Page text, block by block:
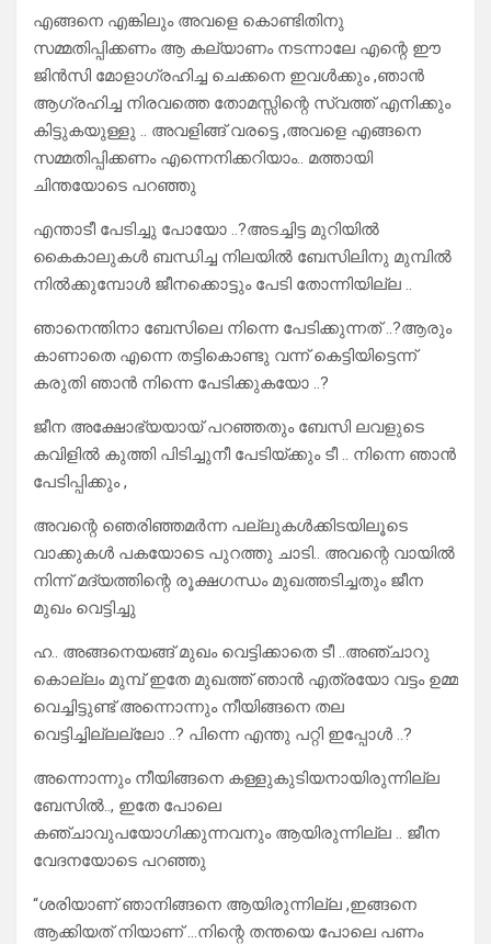
എങ്ങനെ എങ്കിലും അവളെ കൊണ്ടിതിനു
സമ്മതിപ്പിക്കണം ആ കല്യാണം നടന്നാലേ എന്റെ ഈ
ജിൻസി മോളാഗ്രഹിച്ച ചെക്കനെ ഇവൾക്കും ,ഞാൻ
ആഗ്രഹിച്ച നിരവത്തെ തോമസ്സിന്റെ സ്വത്ത് എനിക്കും
കിട്ടുകയുള്ളു .. അവളിങ്ങ് വരട്ടെ ,അവളെ എങ്ങനെ
സമ്മതിപ്പിക്കണം എന്നെനിക്കറിയാം.. മത്തായി
ചിന്തയോടെ പറഞ്ഞു
എന്താടീ പേടിച്ചു പോയോ ..?അടച്ചിട്ട മുറിയിൽ
കൈകാലുകൾ ബന്ധിച്ച നിലയിൽ ബേസിലിനു മുമ്പിൽ
നിൽക്കുമ്പോൾ ജീനക്കൊട്ടും പേടി തോന്നിയില്ല ..
ഞാനെന്തിനാ ബേസിലെ നിന്നെ പേടിക്കുന്നത് ..?ആരും
കാണാതെ എന്നെ തട്ടികൊണ്ടു വന്ന് കെട്ടിയിട്ടെന്ന്
കരുതി ഞാൻ നിന്നെ പേടിക്കുകയോ ..?
ജീന അക്ഷോഭ്യയായ് പറഞ്ഞതും ബേസി ലവളുടെ
കവിളിൽ കുത്തി പിടിച്ചുനീ പേടിയ്ക്കും ടീ .. നിന്നെ ഞാൻ
പേടിപ്പിക്കും ,
അവന്റെ ഞെരിഞ്ഞമർന്ന പല്ലുകൾക്കിടയിലൂടെ
വാക്കുകൾ പകയോടെ പുറത്തു ചാടി.. അവന്റെ വായിൽ
നിന്ന് മദ്യത്തിന്റെ രൂക്ഷഗന്ധം മുഖത്തടിച്ചതും ജീന
മുഖം വെട്ടിച്ചു
ഹ.. അങ്ങനെയങ്ങ് മുഖം വെട്ടിക്കാതെ ടീ ..അഞ്ചാറു
കൊല്ലം മുമ്പ് ഇതേ മുഖത്ത് ഞാൻ എത്രയോ വട്ടം ഉമ്മ
വെച്ചിട്ടുണ്ട് അന്നൊന്നും നീയിങ്ങനെ തല
വെട്ടിച്ചില്ലല്ലോ ..? പിന്നെ എന്തു പറ്റി ഇപ്പോൾ ..?
അന്നൊന്നും നീയിങ്ങനെ കള്ളുകുടിയനായിരുന്നില്ല
ബേസിൽ.., ഇതേ പോലെ
കഞ്ചാവുപയോഗിക്കുന്നവനും ആയിരുന്നില്ല .. ജീന
വേദനയോടെ പറഞ്ഞു
“ശരിയാണ് ഞാനിങ്ങനെ ആയിരുന്നില്ല ,ഇങ്ങനെ
ആക്കിയത് നിയാണ് …നിന്റെ തന്തയെ പോലെ പണം